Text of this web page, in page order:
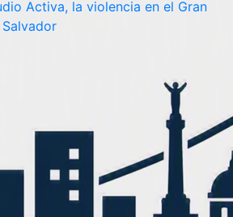
Activa, la violencia en el Gran
Salvador